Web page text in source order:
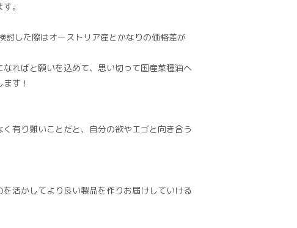
。
討した際はオーストリア産とかなりの価格差が
ればと願いを込めて、思い切って国産菜種油へ
す！
有り難いことだと、自分の欲やエゴと向き合う
活かしてより良い製品を作りお届けしていける